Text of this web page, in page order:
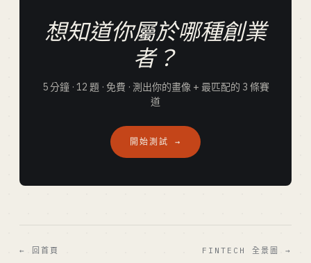
想知道你屬於哪種創業
者？
5 分鐘 · 12 題 · 免費 · 測出你的畫像 + 最匹配的 3 條賽
道
開始測試 →
← 回首頁 FINTECH 全景圖 →